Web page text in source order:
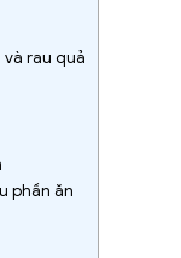
rau quả
phần ăn